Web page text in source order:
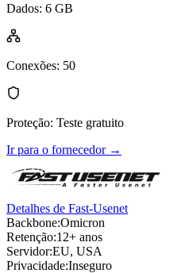
Dados: 6 GB
Conexões: 50
Proteção: Teste gratuito
Ir para o fornecedor→
Detalhes de Fast-Usenet
Backbone:Omicron
Retenção:12+ anos
Servidor:EU, USA
Privacidade:Inseguro